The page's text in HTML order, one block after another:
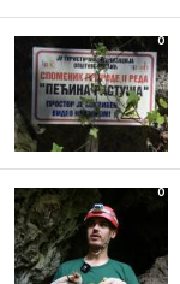
0
0